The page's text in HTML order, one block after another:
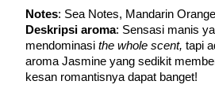
Notes: Sea Notes, Mandarin
Deskripsi aroma: Sensasi manis
mendominasi the whole scent, tapi
aroma Jasmine yang sedikit
kesan romantisnya dapat banget!